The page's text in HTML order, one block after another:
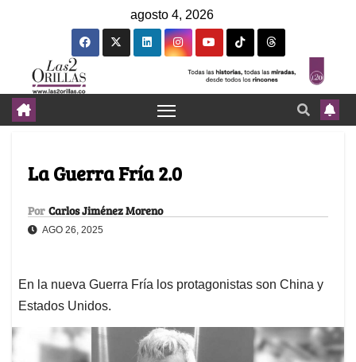
agosto 4, 2026
La Guerra Fría 2.0
Por Carlos Jiménez Moreno
AGO 26, 2025
En la nueva Guerra Fría los protagonistas son China y
Estados Unidos.